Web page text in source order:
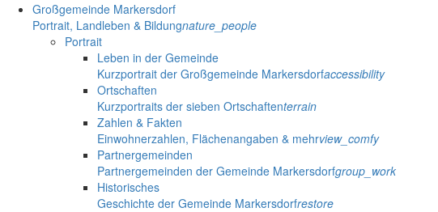
Großgemeinde Markersdorf
Portrait, Landleben & Bildungnature_people
Portrait
Leben in der Gemeinde
Kurzportrait der Großgemeinde Markersdorfaccessibility
Ortschaften
Kurzportraits der sieben Ortschaftenterrain
Zahlen & Fakten
Einwohnerzahlen, Flächenangaben & mehrview_comfy
Partnergemeinden
Partnergemeinden der Gemeinde Markersdorfgroup_work
Historisches
Geschichte der Gemeinde Markersdorfrestore